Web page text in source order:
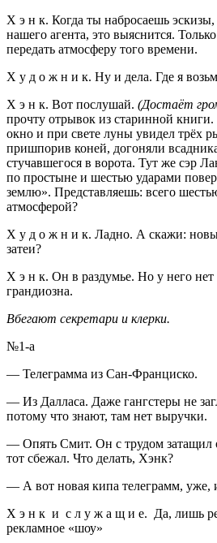
Х э н к. Когда ты набросаешь
нашего агента, это выяснится.
передать атмосферу того времени.
Х у д о ж н и к. Ну и дела. Где я
Х э н к. Вот послушай. (Достаёт
прочту отрывок из старинной
окно и при свете луны увидел трёх
пришпорив коней, догоняли
стучавшегося в ворота. Тут же сэр
по простыне и шестью ударами
землю». Представляешь: всего
атмосферой?
Х у д о ж н и к. Ладно. А скажи:
затеи?
Х э н к. Он в раздумье. Но у него
грандиозна.
Вбегают секретари и клерки.
№1-а
— Телеграмма из Сан-Франциско.
— Из Далласа. Даже гангстеры не
потому что знают, там нет выручки.
— Опять Смит. Он с трудом затащил
тот сбежал. Что делать, Хэнк?
— А вот новая кипа телеграмм, уже,
Х э н к и с л у ж а щ и е. Да, лишь
рекламное «шоу»